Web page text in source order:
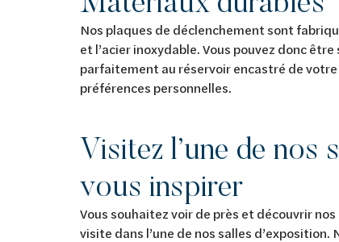
Nos plaques de déclenchement sont
et l’acier inoxydable. Vous pouvez donc
parfaitement au réservoir encastré de
préférences personnelles.
Visitez l’une de nos
vous inspirer
Vous souhaitez voir de près et découvrir
visite dans l’une de nos salles